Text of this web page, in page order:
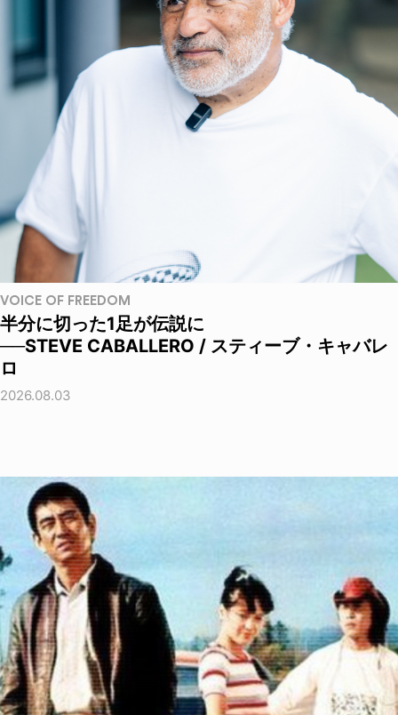
VOICE OF FREEDOM
半分に切った1足が伝説に
──STEVE CABALLERO / スティーブ・キャバレ
ロ
2026.08.03